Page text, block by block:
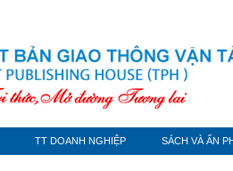
TT DOANH NGHIỆP SÁCH VÀ ẤN